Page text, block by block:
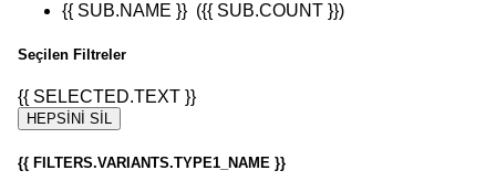
{{ SUB.NAME }} ({{ SUB.COUNT }})
Seçilen Filtreler
{{ SELECTED.TEXT }}
HEPSİNİ SİL
{{ FILTERS.VARIANTS.TYPE1_NAME }}